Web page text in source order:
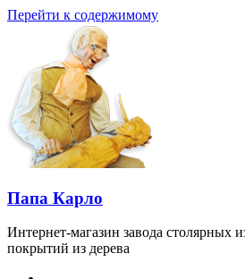
Перейти к содержимому
Папа Карло
Интернет-магазин завода столярных
покрытий из дерева